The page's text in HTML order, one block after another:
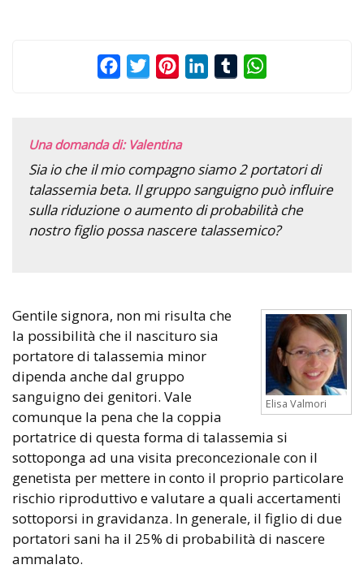
FacebookTwitterPinterestLinkedInTumblr
Una domanda di: Valentina
Sia io che il mio compagno siamo 2 portatori di
talassemia beta. Il gruppo sanguigno può influire
sulla riduzione o aumento di probabilità che
nostro figlio possa nascere talassemico?
Elisa Valmori
Gentile signora, non mi risulta che
la possibilità che il nascituro sia
portatore di talassemia minor
dipenda anche dal gruppo
sanguigno dei genitori. Vale
comunque la pena che la coppia
portatrice di questa forma di talassemia si
sottoponga ad una visita preconcezionale con il
genetista per mettere in conto il proprio particolare
rischio riproduttivo e valutare a quali accertamenti
sottoporsi in gravidanza. In generale, il figlio di due
portatori sani ha il 25% di probabilità di nascere
ammalato.